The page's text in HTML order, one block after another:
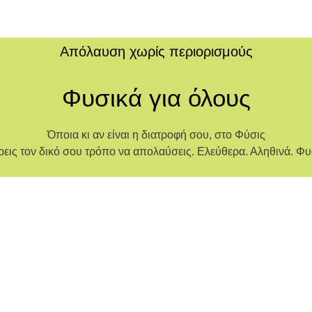
Απόλαυση χωρίς περιορισμούς
Φυσικά για όλους
Όποια κι αν είναι η διατροφή σου, στο Φύσις
τον δικό σου τρόπο να απολαύσεις. Ελεύθερα. Αληθινά.